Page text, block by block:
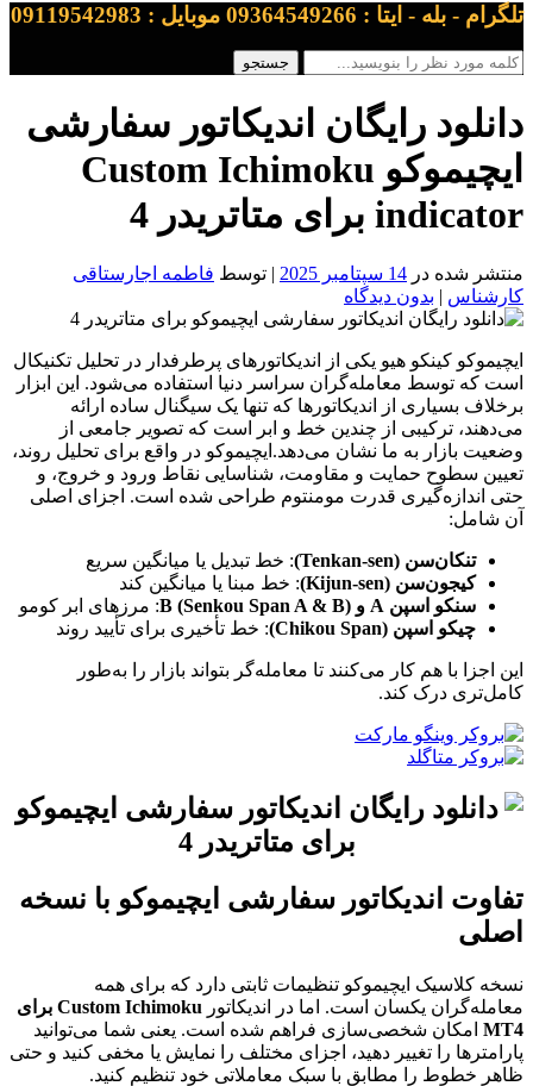
تلگرام - بله - ایتا : 09364549266 موبایل : 09119542983
دانلود رایگان اندیکاتور سفارشی
ایچیموکو Custom Ichimoku
indicator برای متاتریدر 4
منتشر شده در 14 سپتامبر 2025 | توسط فاطمه اجارستاقی
کارشناس | بدون دیدگاه
ایچیموکو کینکو هیو یکی از اندیکاتورهای پرطرفدار در تحلیل تکنیکال
است که توسط معامله‌گران سراسر دنیا استفاده می‌شود. این ابزار
برخلاف بسیاری از اندیکاتورها که تنها یک سیگنال ساده ارائه
می‌دهند، ترکیبی از چندین خط و ابر است که تصویر جامعی از
وضعیت بازار به ما نشان می‌دهد.ایچیموکو در واقع برای تحلیل روند،
تعیین سطوح حمایت و مقاومت، شناسایی نقاط ورود و خروج، و
حتی اندازه‌گیری قدرت مومنتوم طراحی شده است. اجزای اصلی
آن شامل:
تنکان‌سن (Tenkan-sen)
: خط تبدیل یا میانگین سریع
کیجون‌سن (Kijun-sen)
: خط مبنا یا میانگین کند
سنکو اسپن A و B (Senkou Span A & B)
: مرزهای ابر کومو
چیکو اسپن (Chikou Span)
: خط تأخیری برای تأیید روند
این اجزا با هم کار می‌کنند تا معامله‌گر بتواند بازار را به‌طور
کامل‌تری درک کند.
تفاوت اندیکاتور سفارشی ایچیموکو با نسخه
اصلی
نسخه کلاسیک ایچیموکو تنظیمات ثابتی دارد که برای همه
معامله‌گران یکسان است. اما در اندیکاتور
Custom Ichimoku برای
MT4 امکان شخصی‌سازی فراهم شده است. یعنی شما می‌توانید
پارامترها را تغییر دهید، اجزای مختلف را نمایش یا مخفی کنید و حتی
ظاهر خطوط را مطابق با سبک معاملاتی خود تنظیم کنید.